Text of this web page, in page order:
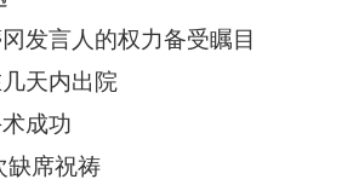
发言人的权力备受瞩目
天内出院
成功
缺席祝祷